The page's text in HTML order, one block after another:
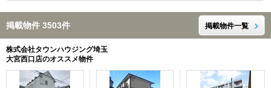
掲載物件 3503件 掲載物件一覧
株式会社タウンハウジング埼玉
大宮西口店のオススメ物件